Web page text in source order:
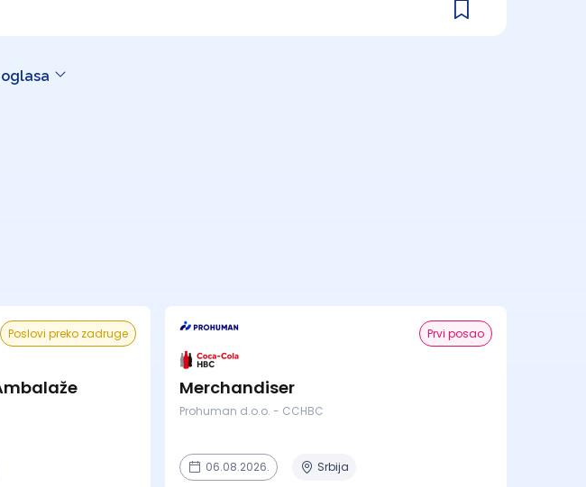
Poslovi preko zadruge Prvi posao
Merchandiser
Prohuman d.o.o. - CCHBC
06.08.2026. Srbija